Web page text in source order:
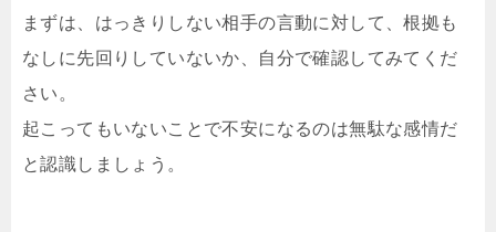
まずは、はっきりしない相手の言動に対して、根拠も
なしに先回りしていないか、自分で確認してみてくだ
さい。
起こってもいないことで不安になるのは無駄な感情だ
と認識しましょう。